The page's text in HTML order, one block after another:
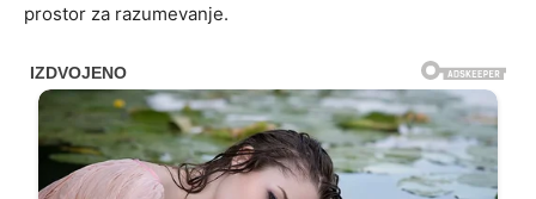
prostor za razumevanje.